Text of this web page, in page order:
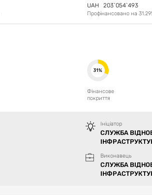
UAH 203`054`493
Профінансовано на 31.29
31%
Фінансове
покриття
Ініціатор
СЛУЖБА
Виконавець
СЛУЖБА